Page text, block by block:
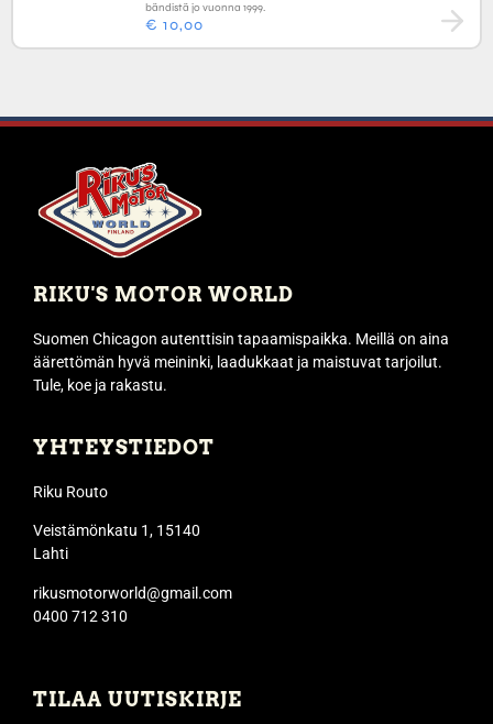
bändistä jo vuonna 1999.
€ 10,00
RIKU'S MOTOR WORLD
Suomen Chicagon autenttisin tapaamispaikka. Meillä on aina
äärettömän hyvä meininki, laadukkaat ja maistuvat tarjoilut.
Tule, koe ja rakastu.
YHTEYSTIEDOT
Riku Routo
Veistämönkatu 1, 15140
Lahti
rikusmotorworld@gmail.com
0400 712 310
TILAA UUTISKIRJE